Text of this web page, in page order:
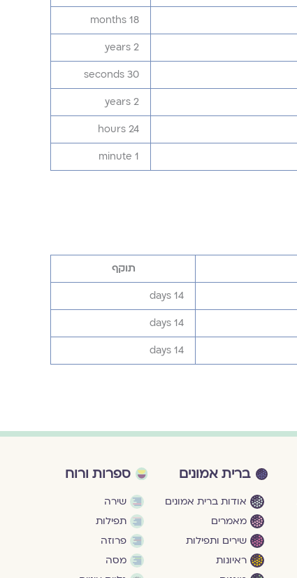
18 months
2 years
30 seconds
2 years
24 hours
1 minute
תוקף
14 days
14 days
14 days
ברית אמונים
אודות ברית אמונים
מאמרים
שירים ותפילות
ראיונות
ספרות ורוח
שירה
תפילות
פרוזה
מסה